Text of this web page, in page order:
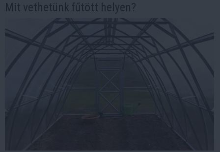
Mit vethetünk fűtött helyen?